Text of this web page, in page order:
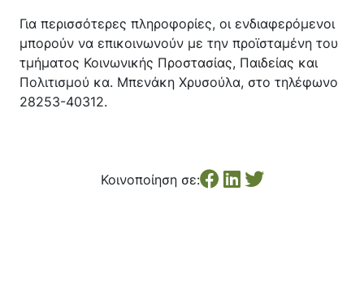
Για περισσότερες πληροφορίες, οι ενδιαφερόμενοι
μπορούν να επικοινωνούν με την προϊσταμένη του
τμήματος Κοινωνικής Προστασίας, Παιδείας και
Πολιτισμού κα. Μπενάκη Χρυσούλα, στο τηλέφωνο
28253-40312.
Κοινοποίηση σε: